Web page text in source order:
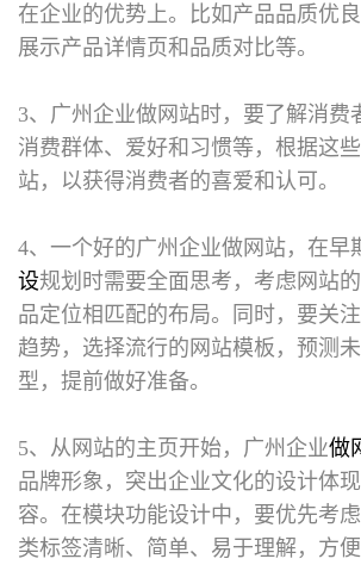
在企业的优势上。比如产品品质优
展示产品详情页和品质对比等。
3、广州企业做网站时，要了解消费
消费群体、爱好和习惯等，根据这
站，以获得消费者的喜爱和认可。
4、一个好的广州企业做网站，在早
设规划时需要全面思考，考虑网站
品定位相匹配的布局。同时，要关
趋势，选择流行的网站模板，预测
型，提前做好准备。
5、从网站的主页开始，广州企业做
品牌形象，突出企业文化的设计体
容。在模块功能设计中，要优先考
类标签清晰、简单、易于理解，方